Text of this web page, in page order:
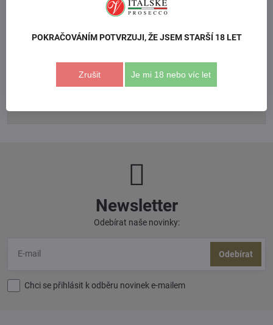
Newsletter
Odebírat naše novinky:
Odebírat
Chci se přihlásit k odběru novinek e-mailem
POKRAČOVÁNÍM POTVRZUJI, ŽE JSEM STARŠÍ 18 LET
Zrušit Je mi 18 nebo víc let